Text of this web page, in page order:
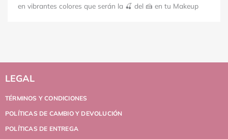
en vibrantes colores que serán la 🍒 del 🍰 en tu Makeup
LEGAL
TÉRMINOS Y CONDICIONES
POLÍTICAS DE CAMBIO Y DEVOLUCIÓN
POLÍTICAS DE ENTREGA